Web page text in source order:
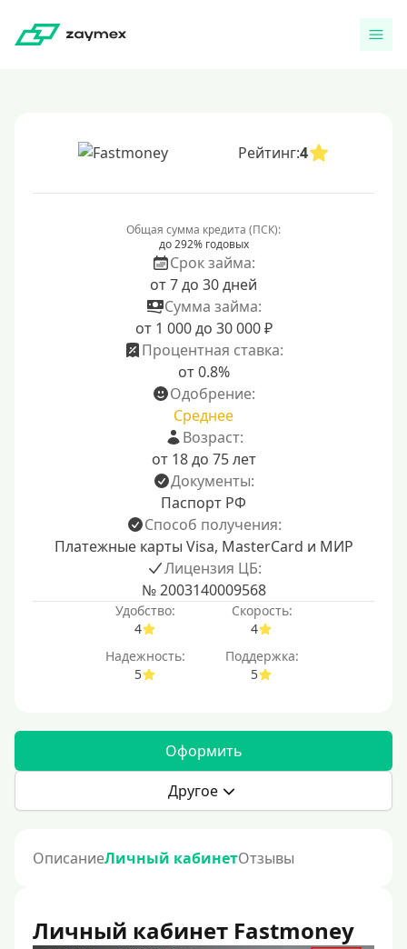
Рейтинг:4
Общая сумма кредита (ПСК):
до 292% годовых
Срок займа:
от 7 до 30 дней
Сумма займа:
от 1 000 до 30 000 ₽
Процентная ставка:
от 0.8%
Одобрение:
Среднее
Возраст:
от 18 до 75 лет
Документы:
Паспорт РФ
Способ получения:
Платежные карты Visa, MasterCard и МИР
Лицензия ЦБ:
№ 2003140009568
Удобство:
4
Скорость:
4
Надежность:
5
Поддержка:
5
Оформить
Другое
ОписаниеЛичный кабинетОтзывы
Личный кабинет Fastmoney